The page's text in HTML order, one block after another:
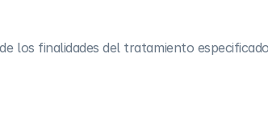
los finalidades del tratamiento